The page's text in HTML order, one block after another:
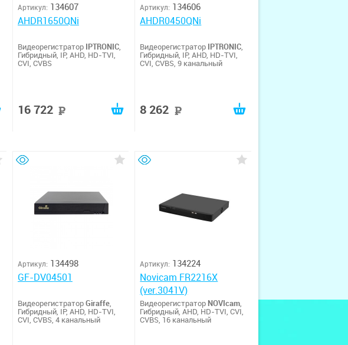
Артикул: 134607
AHDR1650QNi
Видеорегистратор IPTRONIC,
Гибридный, IP, AHD, HD-TVI,
CVI, CVBS
16 722
Артикул: 134606
AHDR0450QNi
Видеорегистратор IPTRONIC,
Гибридный, IP, AHD, HD-TVI,
CVI, CVBS, 9 канальный
8 262
Артикул: 134498
GF-DV04501
ВидеорегистраторGiraffe,
Гибридный, IP, AHD, HD-TVI,
CVI, CVBS, 4 канальный
Артикул: 134224
Novicam FR2216X
(ver.3041V)
Видеорегистратор NOVIcam,
Гибридный, AHD, HD-TVI, CVI,
CVBS, 16 канальный